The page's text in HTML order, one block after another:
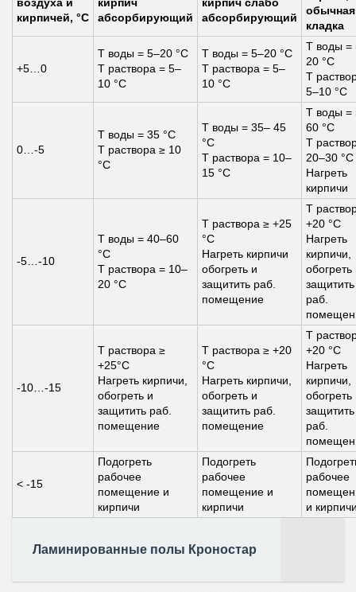
кирпичей, °С
абсорбирующий
абсорбирующий
обычная
кладка
+5…0
T воды = 5–20 °C
Т раствора = 5–
10 °C
T воды = 5–20 °C
Т раствора = 5–
10 °C
T воды =
20 °C
Т
5–10 °C
0…-5
T воды = 35 °C
Т раствора ≥ 10
°C
T воды = 35– 45
°C
Т раствора = 10–
15 °C
T воды =
60 °C
Т
20–30 °C
Нагреть
кирпичи
-5…-10
T воды = 40–60
°C
Т раствора = 10–
20 °C
Т раствора ≥ +25
°C
Нагреть кирпичи
обогреть и
защитить раб.
помещение
Т
+20 °C
Нагреть
кирпичи,
обогреть
защитить
раб.
-10…-15
Т раствора ≥
+25°C
Нагреть кирпичи,
обогреть и
защитить раб.
помещение
Т раствора ≥ +20
°C
Нагреть кирпичи,
обогреть и
защитить раб.
помещение
Т
+20 °C
Нагреть
кирпичи,
обогреть
защитить
раб.
< -15
Подогреть
рабочее
помещение и
кирпичи
Подогреть
рабочее
помещение и
кирпичи
рабочее
и
Ламинированные полы Кроностар